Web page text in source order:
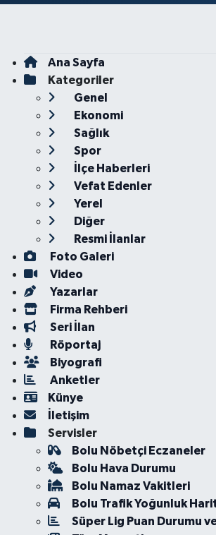
Ana Sayfa
Kategoriler
Genel
Ekonomi
Sağlık
Spor
İlçe Haberleri
Vefat Edenler
Yerel
Diğer
Resmi İlanlar
Foto Galeri
Video
Yazarlar
Firma Rehberi
Seri İlan
Röportaj
Biyografi
Anketler
Künye
İletişim
Servisler
Bolu Nöbetçi Eczaneler
Bolu Hava Durumu
Bolu Namaz Vakitleri
Bolu Trafik Yoğunluk
Süper Lig Puan Durumu